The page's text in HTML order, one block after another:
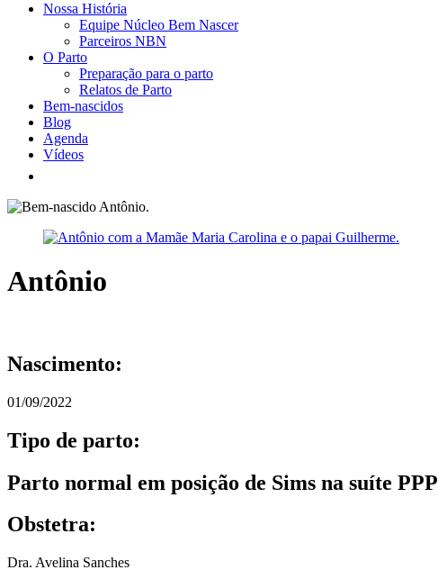
Nossa História
Equipe Núcleo Bem Nascer
Parceiros NBN
O Parto
Preparação para o parto
Relatos de Parto
Bem-nascidos
Blog
Agenda
Vídeos
Antônio
Nascimento:
01/09/2022
Tipo de parto:
Parto normal em posição de Sims na suíte PPP
Obstetra:
Dra. Avelina Sanches